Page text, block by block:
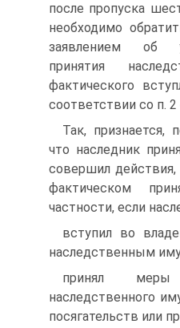
после пропуска
необходимо
заявлением об
принятия
фактического
соответствии со п.
Так, признается,
что наследник
совершил
фактическом
частности, если
вступил во
наследственным
принял
наследственного
посягательств или